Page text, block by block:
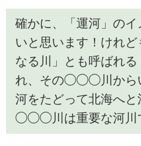
確かに、「運河」の
いと思います！けれ
なる川」とも呼ばれ
れ、その◯◯◯川から
河をたどって北海へと
◯◯◯川は重要な河川